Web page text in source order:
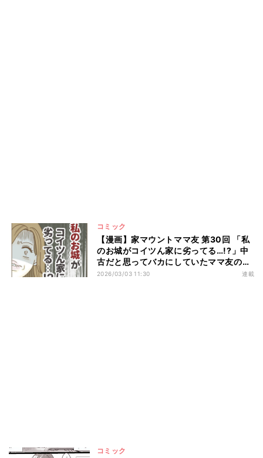
コミック
【漫画】家マウントママ友 第30回 「私
のお城がコイツん家に劣ってる…!?」中
古だと思ってバカにしていたママ友の家
がまさか…
2026/03/03 11:30 連載
コミック